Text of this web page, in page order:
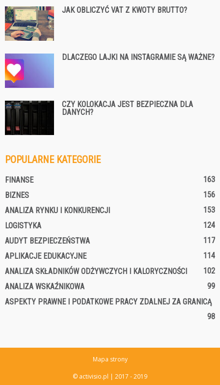
JAK OBLICZYĆ VAT Z KWOTY BRUTTO?
DLACZEGO LAJKI NA INSTAGRAMIE SĄ WAŻNE?
CZY KOLOKACJA JEST BEZPIECZNA DLA
DANYCH?
POPULARNE KATEGORIE
FINANSE
163
BIZNES
156
ANALIZA RYNKU I KONKURENCJI
153
LOGISTYKA
124
AUDYT BEZPIECZEŃSTWA
117
APLIKACJE EDUKACYJNE
114
ANALIZA SKŁADNIKÓW ODŻYWCZYCH I KALORYCZNOŚCI
102
ANALIZA WSKAŹNIKOWA
99
ASPEKTY PRAWNE I PODATKOWE PRACY ZDALNEJ ZA GRANICĄ
98
Mapa strony
© activisio.pl | 2017 - 2019